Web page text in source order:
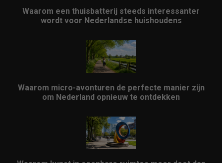
Waarom een thuisbatterij steeds interessanter
wordt voor Nederlandse huishoudens
Waarom micro-avonturen de perfecte manier zijn
om Nederland opnieuw te ontdekken